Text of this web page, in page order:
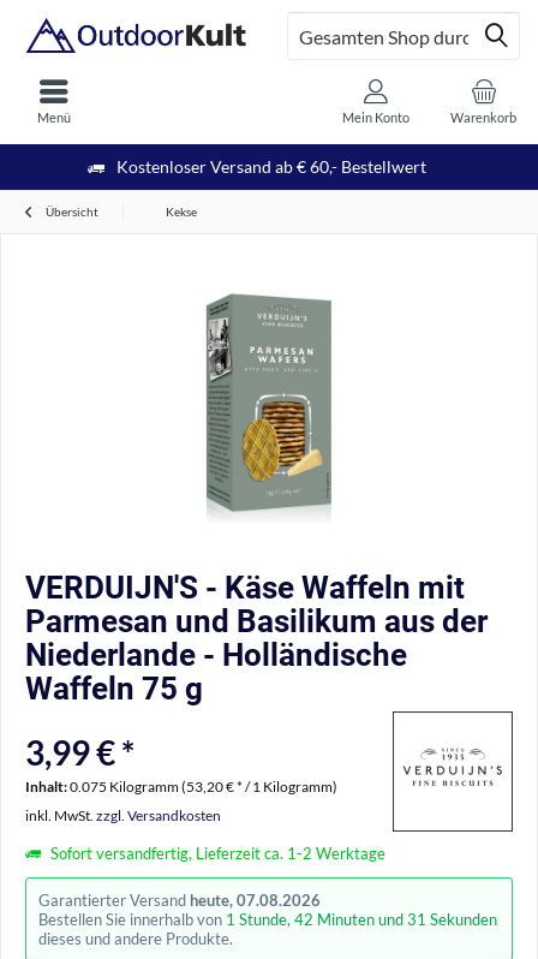
Kostenloser Versand ab € 60,- Bestellwert
Menü Warenkorb
Mein Konto
Übersicht Kekse
VERDUIJN'S - Käse Waffeln mit
Parmesan und Basilikum aus der
Niederlande - Holländische
Waffeln 75 g
3,99 € *
Inhalt:0.075 Kilogramm (53,20 € * / 1 Kilogramm)
inkl. MwSt. zzgl. Versandkosten
Sofort versandfertig, Lieferzeit ca. 1-2 Werktage
Garantierter Versand heute, 07.08.2026
Bestellen Sie innerhalb von 1 Stunde, 42 Minuten und 30 Sekunden
dieses und andere Produkte.